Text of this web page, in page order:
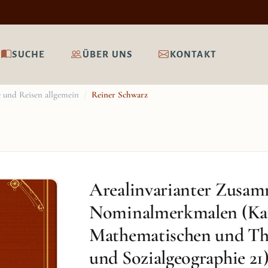
SUCHE ÜBER UNS KONTAKT
und Reisen allgemein / Reiner Schwarz
Arealinvarianter
Nominalmerkmalen
Mathematischen und
und Sozialgeographie 21)